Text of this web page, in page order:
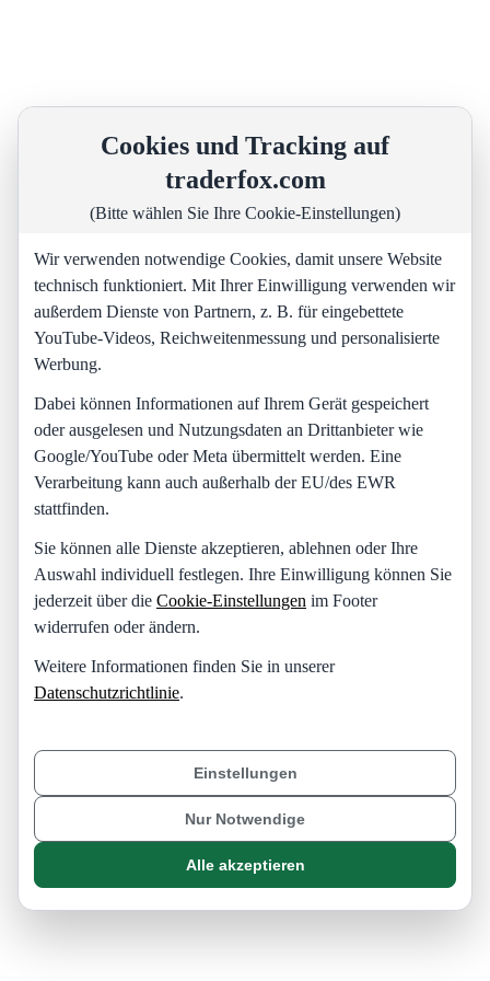
Cookies und Tracking auf
traderfox.com
(Bitte wählen Sie Ihre Cookie-Einstellungen)
Wir verwenden notwendige Cookies, damit unsere Website
technisch funktioniert. Mit Ihrer Einwilligung verwenden wir
außerdem Dienste von Partnern, z. B. für eingebettete
YouTube-Videos, Reichweitenmessung und personalisierte
Werbung.
Dabei können Informationen auf Ihrem Gerät gespeichert
oder ausgelesen und Nutzungsdaten an Drittanbieter wie
Google/YouTube oder Meta übermittelt werden. Eine
Verarbeitung kann auch außerhalb der EU/des EWR
stattfinden.
Sie können alle Dienste akzeptieren, ablehnen oder Ihre
Auswahl individuell festlegen. Ihre Einwilligung können Sie
jederzeit über die Cookie-Einstellungen im Footer
widerrufen oder ändern.
Weitere Informationen finden Sie in unserer
Datenschutzrichtlinie.
Einstellungen
Nur Notwendige
Alle akzeptieren